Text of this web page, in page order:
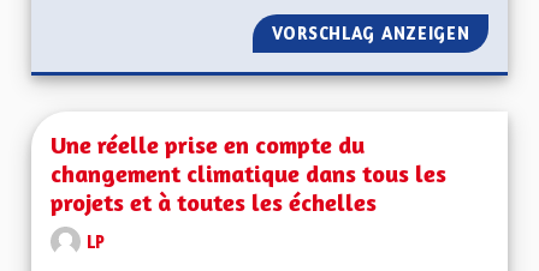
VORSCHLAG ANZEIGEN
Une réelle prise en compte du
changement climatique dans tous les
projets et à toutes les échelles
LP